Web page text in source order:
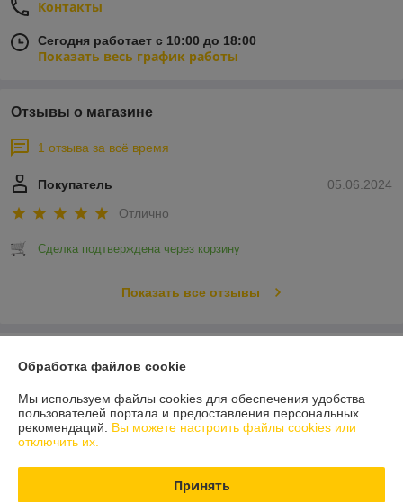
Контакты
Сегодня работает с 10:00 до 18:00
Показать весь график работы
Отзывы о магазине
1 отзыва за всё время
05.06.2024
Покупатель
Отлично
Сделка подтверждена через корзину
Показать все отзывы
Контакты
Доставка и оплата
Обработка файлов cookie
Мы используем файлы cookies для обеспечения удобства
пользователей портала и предоставления персональных
рекомендаций. Вы можете настроить файлы cookies или
отключить их.
Принять